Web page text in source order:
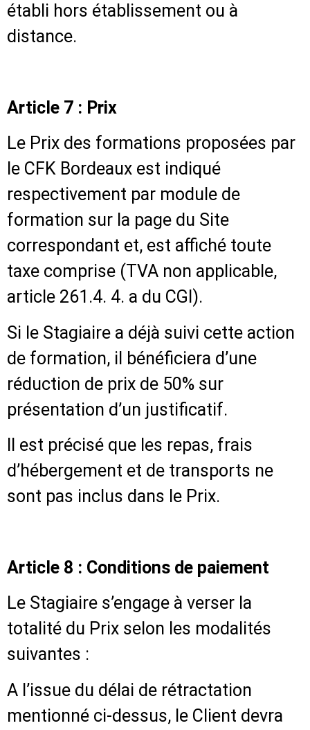
établi hors établissement ou à
distance.
Article 7 : Prix
Le Prix des formations proposées par
le CFK Bordeaux est indiqué
respectivement par module de
formation sur la page du Site
correspondant et, est affiché toute
taxe comprise (TVA non applicable,
article 261.4. 4. a du CGI).
Si le Stagiaire a déjà suivi cette action
de formation, il bénéficiera d’une
réduction de prix de 50% sur
présentation d’un justificatif.
Il est précisé que les repas, frais
d’hébergement et de transports ne
sont pas inclus dans le Prix.
Article 8 : Conditions de paiement
Le Stagiaire s’engage à verser la
totalité du Prix selon les modalités
suivantes :
A l’issue du délai de rétractation
mentionné ci-dessus, le Client devra